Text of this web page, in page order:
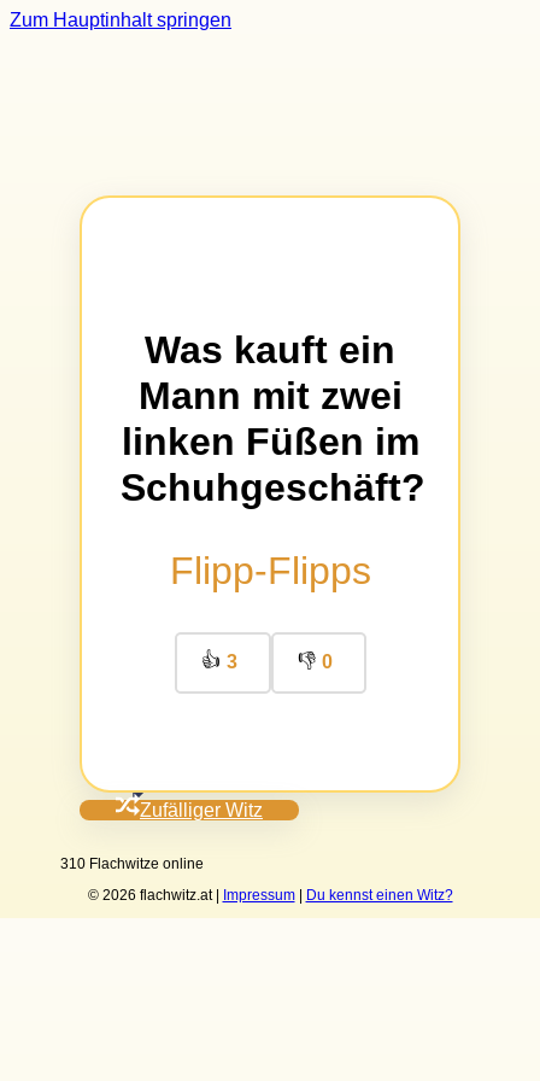
Zum Hauptinhalt springen
Was kauft ein
Mann mit zwei
linken Füßen im
Schuhgeschäft?
Flipp-Flipps
👍 3 👎 0
Zufälliger Witz
310 Flachwitze online
© 2026 flachwitz.at | Impressum| Du kennst einen Witz?